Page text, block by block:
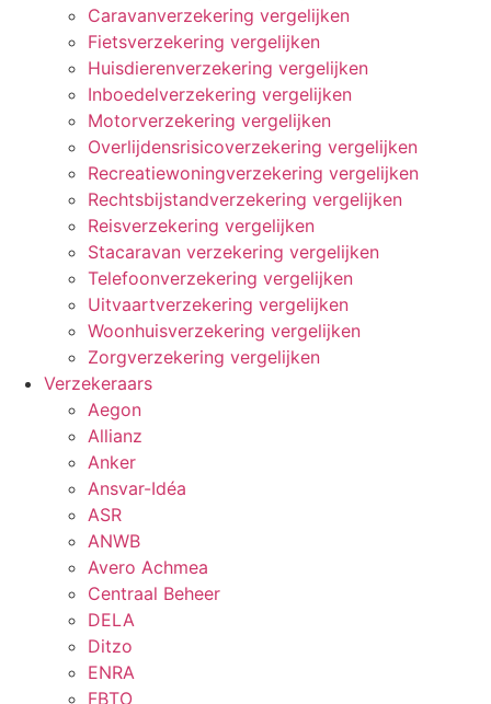
Caravanverzekering vergelijken
Fietsverzekering vergelijken
Huisdierenverzekering vergelijken
Inboedelverzekering vergelijken
Motorverzekering vergelijken
Overlijdensrisicoverzekering vergelijken
Recreatiewoningverzekering vergelijken
Rechtsbijstandverzekering vergelijken
Reisverzekering vergelijken
Stacaravan verzekering vergelijken
Telefoonverzekering vergelijken
Uitvaartverzekering vergelijken
Woonhuisverzekering vergelijken
Zorgverzekering vergelijken
Verzekeraars
Aegon
Allianz
Anker
Ansvar-Idéa
ASR
ANWB
Avero Achmea
Centraal Beheer
DELA
Ditzo
ENRA
FBTO